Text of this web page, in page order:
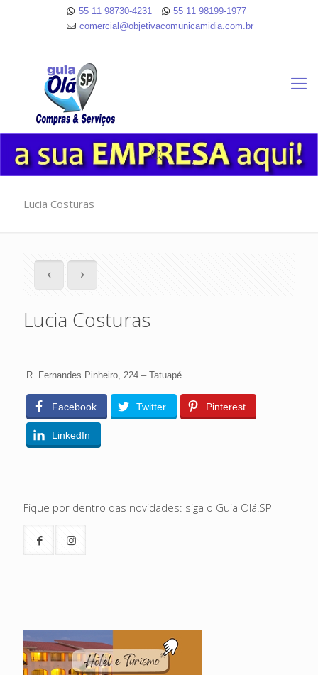
55 11 98730-4231
55 11 98199-1977
comercial@objetivacomunicamidia.com.br
Lucia Costuras
Lucia Costuras
R. Fernandes Pinheiro, 224 – Tatuapé
Facebook Twitter Pinterest
LinkedIn
Fique por dentro das novidades: siga o Guia Olá!SP